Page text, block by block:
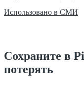
Использовано в СМИ
Сохраните в
потерять